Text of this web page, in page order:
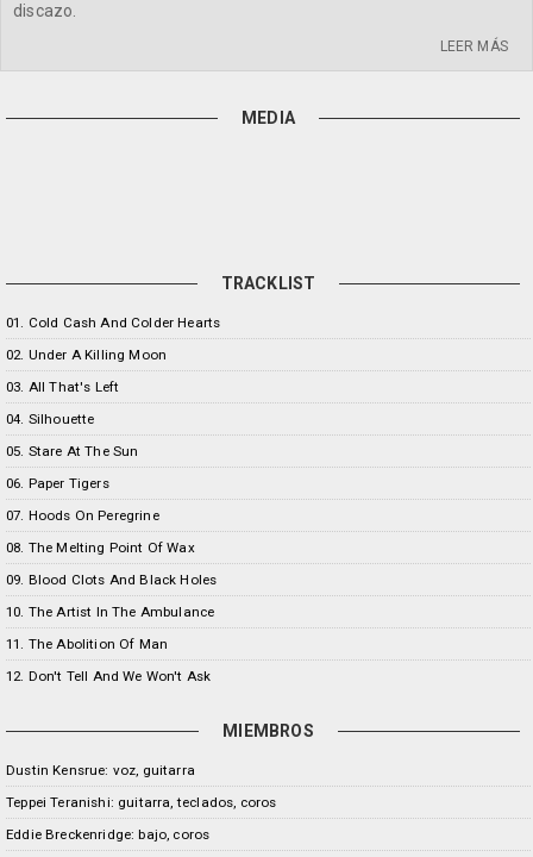
discazo.
LEER MÁS
MEDIA
TRACKLIST
01. Cold Cash And Colder Hearts
02. Under A Killing Moon
03. All That's Left
04. Silhouette
05. Stare At The Sun
06. Paper Tigers
07. Hoods On Peregrine
08. The Melting Point Of Wax
09. Blood Clots And Black Holes
10. The Artist In The Ambulance
11. The Abolition Of Man
12. Don't Tell And We Won't Ask
MIEMBROS
Dustin Kensrue: voz, guitarra
Teppei Teranishi: guitarra, teclados, coros
Eddie Breckenridge: bajo, coros